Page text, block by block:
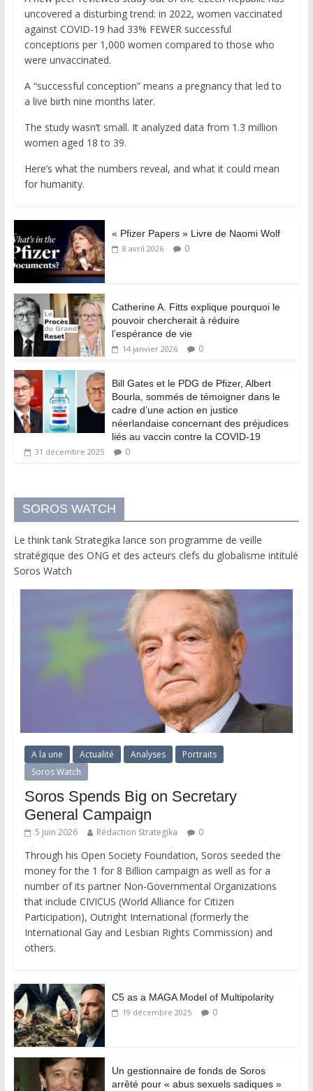
uncovered a disturbing trend: in 2022, women vaccinated
against COVID-19 had 33% FEWER successful
conceptions per 1,000 women compared to those who
were unvaccinated.
A “successful conception” means a pregnancy that led to
a live birth nine months later.
The study wasn’t small. It analyzed data from 1.3 million
women aged 18 to 39.
Here’s what the numbers reveal, and what it could mean
for humanity.
« Pfizer Papers » Livre de Naomi Wolf
8 avril 2026 0
Catherine A. Fitts explique pourquoi le
pouvoir chercherait à réduire
l’espérance de vie
14 janvier 2026 0
Bill Gates et le PDG de Pfizer, Albert
Bourla, sommés de témoigner dans le
cadre d’une action en justice
néerlandaise concernant des préjudices
liés au vaccin contre la COVID-19
31 décembre 2025 0
SOROS WATCH
Le think tank Strategika lance son programme de veille
stratégique des ONG et des acteurs clefs du globalisme intitulé
Soros Watch
A la une Actualité Analyses
Portraits
Soros Watch
Soros Spends Big on Secretary
General Campaign
5 juin 2026 Rédaction Strategika 0
Through his Open Society Foundation, Soros seeded the
money for the 1 for 8 Billion campaign as well as for a
number of its partner Non-Governmental Organizations
that include CIVICUS (World Alliance for Citizen
Participation), Outright International (formerly the
International Gay and Lesbian Rights Commission) and
others.
C5 as a MAGA Model of Multipolarity
19 décembre 2025 0
Un gestionnaire de fonds de Soros
arrêté pour « abus sexuels sadiques »